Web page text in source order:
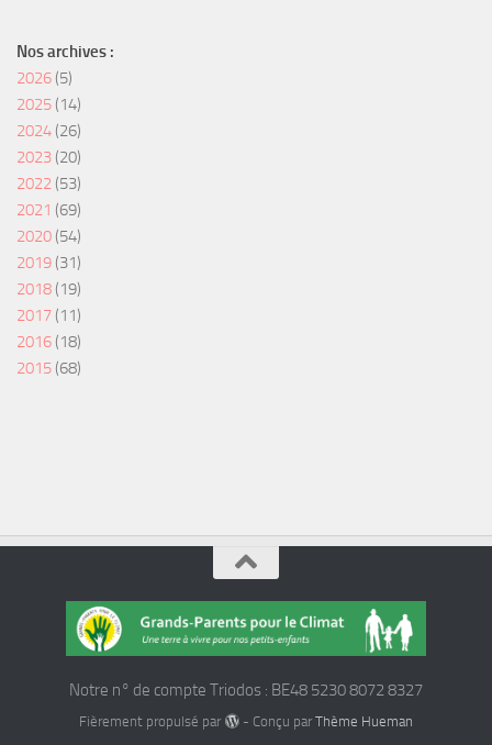
Nos archives :
2026 (5)
2025 (14)
2024 (26)
2023 (20)
2022 (53)
2021 (69)
2020 (54)
2019 (31)
2018 (19)
2017 (11)
2016 (18)
2015 (68)
Notre n° de compte Triodos : BE48 5230 8072 8327
Fièrement propulsé par - Conçu par Thème Hueman